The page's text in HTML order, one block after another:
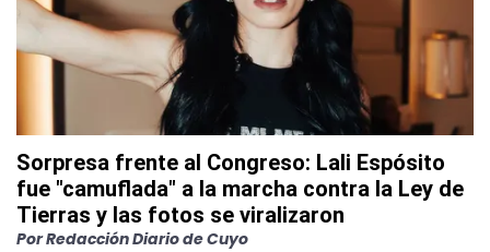
Sorpresa frente al Congreso: Lali Espósito
fue "camuflada" a la marcha contra la Ley de
Tierras y las fotos se viralizaron
PorRedacción Diario de Cuyo